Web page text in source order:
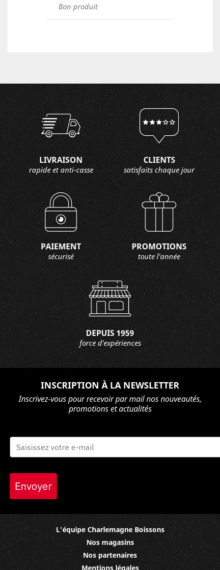
Bon produit
LIVRAISON
rapide et anti-casse
CLIENTS
satisfaits chaque jour
PAIEMENT
sécurisé
PROMOTIONS
toute l'année
DEPUIS 1959
force d'expériences
INSCRIPTION À LA NEWSLETTER
Inscrivez-vous pour recevoir par mail nos nouveautés,
promotions et actualités
Envoyer
L'équipe Charlemagne Boissons
Nos magasins
Nos partenaires
Mentions légales